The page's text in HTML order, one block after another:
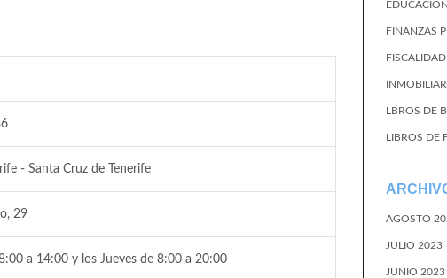
- Santa Cruz de Tenerife
29
a 14:00 y los Jueves de 8:00 a 20:00
FINANZAS
FISCALIDAD
LBROS DE
LIBROS DE
AGOSTO
JULIO 2023
JUNIO 2023